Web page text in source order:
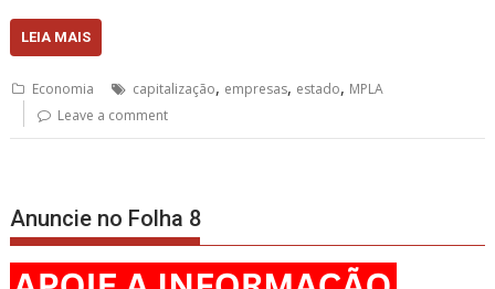
LEIA MAIS
Economia capitalização, empresas, estado, MPLA
Leave a comment
Anuncie no Folha 8